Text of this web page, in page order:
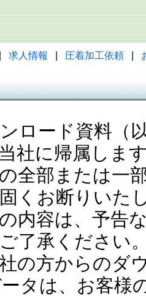
求人情報 圧着加工依頼
ロード資料（
社に帰属しま
全部または一
くお断りいた
内容は、予告
了承ください
の方からのダ
タは、お客様